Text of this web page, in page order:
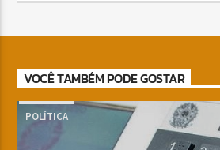
VOCÊ TAMBÉM PODE GOSTAR
POLÍTICA